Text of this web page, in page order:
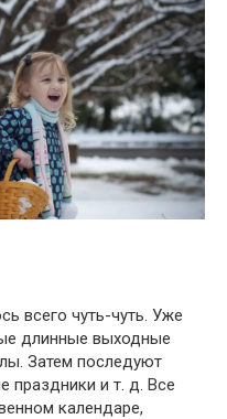
всего чуть-чуть. Уже
длинные выходные
Затем последуют
праздники и т. д. Все
календаре,